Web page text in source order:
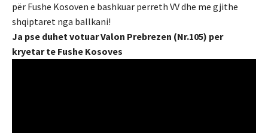
për Fushe Kosoven e bashkuar perreth VV dhe me gjithe
shqiptaret nga ballkani!
Ja pse duhet votuar Valon Prebrezen (Nr.105) per
kryetar te Fushe Kosoves